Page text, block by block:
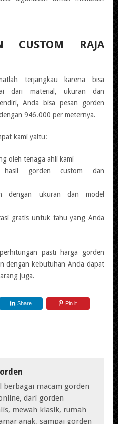
CUSTOM RAJA
terjangkau karena bisa
dari material, ukuran dan
Anda bisa pesan gorden
946.000 per meternya.
kami yaitu:
oleh tenaga ahli kami
gorden custom dan
dengan ukuran dan model
gratis untuk tahu yang Anda
pasti harga gorden
dengan kebutuhan Anda dapat
juga.
Share Pin it
berbagai macam gorden
dari gorden
mewah klasik, rumah
anak, sampai gorden